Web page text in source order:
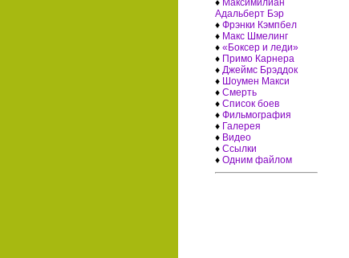
Адальберт Бэр
♦Фрэнки Кэмпбел
♦ Макс Шмелинг
♦«Боксер и леди»
♦ Примо Карнера
♦ Джеймс Брэддок
♦ Шоумен Макси
♦Смерть
♦Список боев
♦Фильмография
♦ Галерея
♦ Видео
♦Ссылки
♦Одним файлом